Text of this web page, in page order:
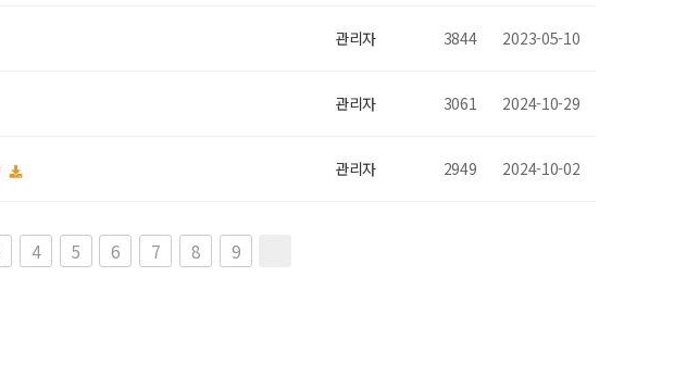
관리자 3844 2023-05-10
관리자 3061 2024-10-29
관리자 2949 2024-10-02
4 5 6 7 8 9